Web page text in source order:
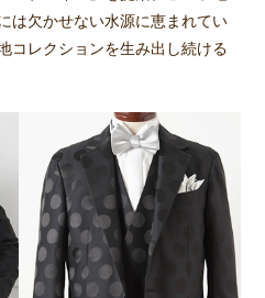
は欠かせない水源に恵まれてい
コレクションを生み出し続ける